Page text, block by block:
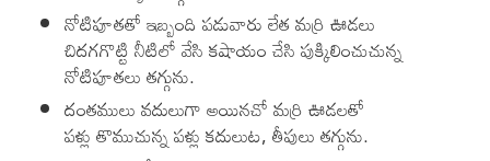
నోటిపూతతో ఇబ్బంది పడువారు లేత మర్రి ఊడలు
చిదగగొట్టి నీటిలో వేసి కషాయం చేసి పుక్కిలించుచున్న
నోటిపూతలు తగ్గును.
దంతములు వదులుగా అయినచో మర్రి ఊడలతో
పళ్లు తొముచున్న పళ్లు కదులుట, తీపులు తగ్గును.